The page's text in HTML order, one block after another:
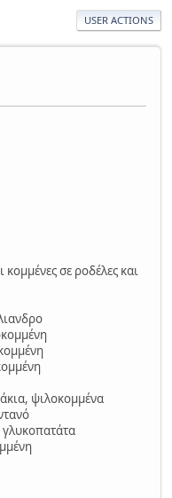
USER ACTIONS
σε ροδέλες και
ψιλοκομμένα